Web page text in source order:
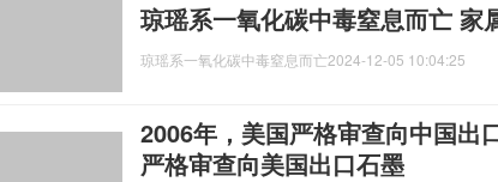
琼瑶系一氧化碳中毒窒息而亡 家
琼瑶系一氧化碳中毒窒息而亡2024-12-05 10:04:25
2006年，美国严格审查向中国出
严格审查向美国出口石墨